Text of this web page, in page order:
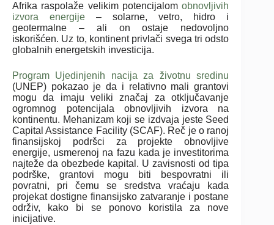
Afrika raspolaže velikim potencijalomobnovljivih
izvora energije – solarne, vetro, hidro i
geotermalne – ali on ostaje nedovoljno
iskorišćen. Uz to, kontinent privlači svega tri odsto
globalnih energetskih investicija.
Program Ujedinjenih nacija za životnu sredinu
(UNEP) pokazao je da i relativno mali grantovi
mogu da imaju veliki značaj za otključavanje
ogromnog potencijala obnovljivih izvora na
kontinentu. Mehanizam koji se izdvaja jeste Seed
Capital Assistance Facility (SCAF). Reč je o ranoj
finansijskoj podršci za projekte obnovljive
energije, usmerenoj na fazu kada je investitorima
najteže da obezbede kapital. U zavisnosti od tipa
podrške, grantovi mogu biti bespovratni ili
povratni, pri čemu se sredstva vraćaju kada
projekat dostigne finansijsko zatvaranje i postane
održiv, kako bi se ponovo koristila za nove
inicijative.